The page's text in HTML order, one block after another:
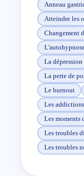
Anneau
Atteindre les
Changement
La dépression
La perte de
Le burnout
Les
Les moments
Les troubles
Les troubles